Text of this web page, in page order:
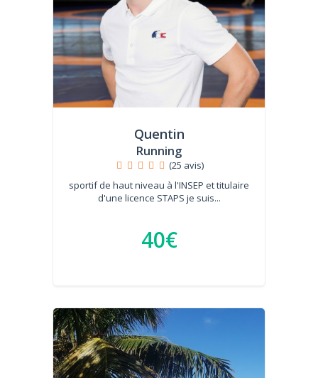
Quentin
Running
(25 avis)
sportif de haut niveau à l'INSEP et titulaire
d'une licence STAPS je suis...
40€